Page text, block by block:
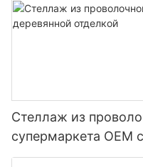
Стеллаж из
супермаркета OEM